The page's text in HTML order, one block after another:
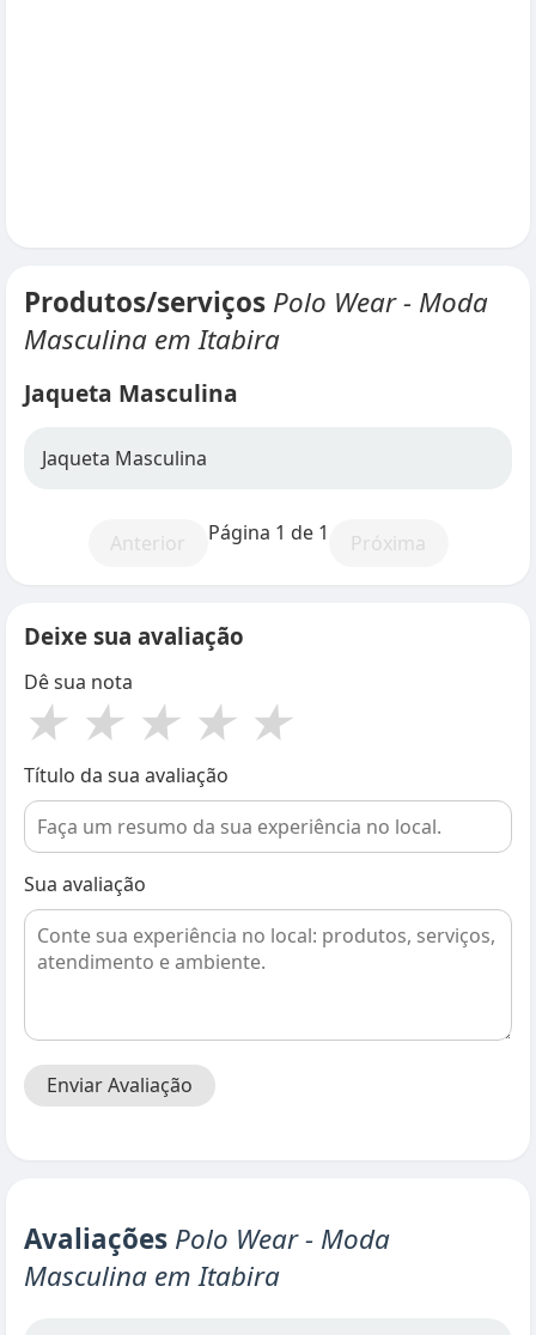
Produtos/serviços Polo Wear - Moda
Masculina em Itabira
Jaqueta Masculina
Jaqueta Masculina
Anterior Página 1 de 1 Próxima
Deixe sua avaliação
Dê sua nota
★ ★ ★ ★ ★
Título da sua avaliação
Sua avaliação
Enviar Avaliação
Avaliações Polo Wear - Moda
Masculina em Itabira